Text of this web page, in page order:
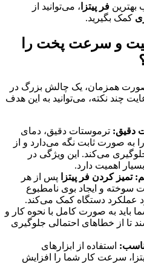
بهترین فر پیتزا ، می‌توانید از
کمک بگیرید.
و سرعت پخت را
همزمان، یک چالش بزرگ در
چند نکته، می‌توانید به این هدف
دقیق: ترموستات دقیق، دمای
را به صورت ثابت نگه می‌دارد و از
می‌کند. این ویژگی در
بسیار اهمیت دارد.
: تمیز کردن فر پیتزا
پس از هر
سوخته و ایجاد بوی نامطبوع
عملکرد دستگاه کمک می‌کند.
باید به صورت کامل با نحوه کار و
تا از خطاهای احتمالی جلوگیری
: استفاده از ابزارهای
سرعت کار شما را افزایش